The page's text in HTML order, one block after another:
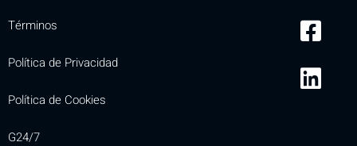
Términos
Política de Privacidad
Política de Cookies
G24/7